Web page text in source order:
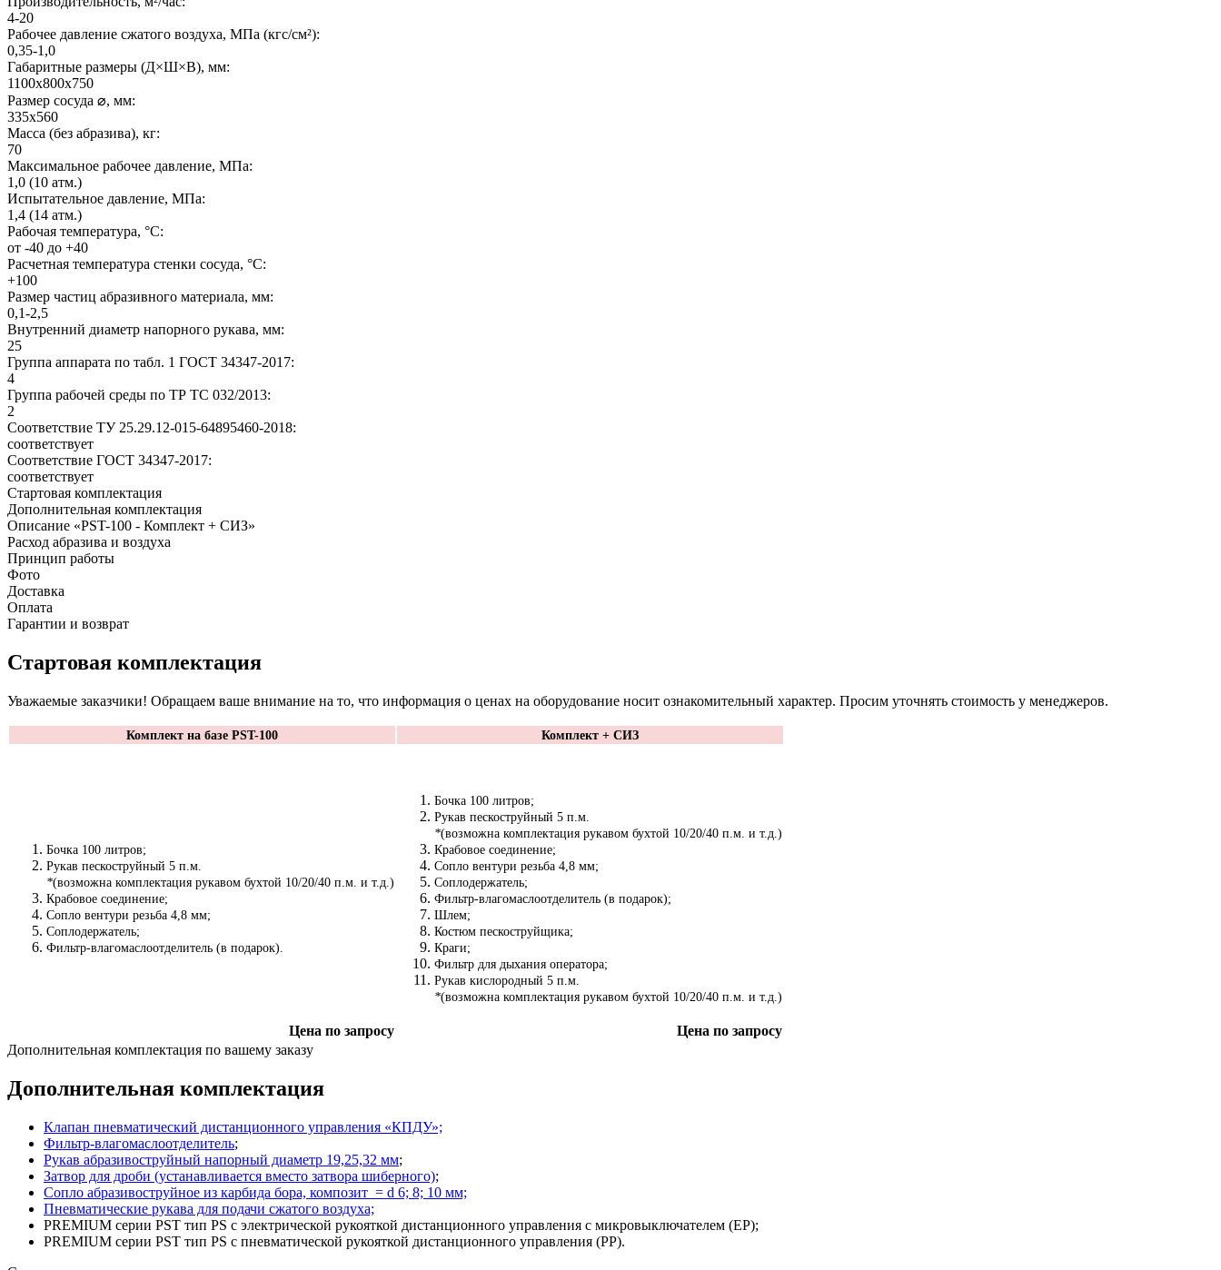
4-20
Рабочее давление сжатого воздуха, МПа (кгс/см²):
0,35-1,0
Габаритные размеры (Д×Ш×В), мм:
1100х800х750
Размер сосуда ⌀, мм:
335х560
Масса (без абразива), кг:
70
Максимальное рабочее давление, МПа:
1,0 (10 атм.)
Испытательное давление, МПа:
1,4 (14 атм.)
Рабочая температура, °C:
от -40 до +40
Расчетная температура стенки сосуда, °C:
+100
Размер частиц абразивного материала, мм:
0,1-2,5
Внутренний диаметр напорного рукава, мм:
25
Группа аппарата по табл. 1 ГОСТ 34347-2017:
4
Группа рабочей среды по ТР ТС 032/2013:
2
Соответствие ТУ 25.29.12-015-64895460-2018:
соответствует
Соответствие ГОСТ 34347-2017:
соответствует
Стартовая комплектация
Дополнительная комплектация
Описание «PST-100 - Комплект + СИЗ»
Расход абразива и воздуха
Принцип работы
Фото
Доставка
Оплата
Гарантии и возврат
Стартовая комплектация
Уважаемые заказчики! Обращаем ваше внимание на то, что информация о ценах на оборудование носит ознакомительный характер. Просим уточнять стоимость у менеджеров.
Комплект на базе PST-100 Комплект + СИЗ
Бочка 100 литров;
Рукав пескоструйный 5 п.м.
*(возможна комплектация рукавом бухтой 10/20/40 п.м. и т.д.)
Крабовое соединение;
Сопло вентури резьба 4,8 мм;
Соплодержатель;
Фильтр-влагомаслоотделитель (в подарок).
Бочка 100 литров;
Рукав пескоструйный 5 п.м.
*(возможна комплектация рукавом бухтой 10/20/40 п.м. и т.д.)
Крабовое соединение;
Сопло вентури резьба 4,8 мм;
Соплодержатель;
Фильтр-влагомаслоотделитель (в подарок);
Шлем;
Костюм пескоструйщика;
Краги;
Фильтр для дыхания оператора;
Рукав кислородный 5 п.м.
*(возможна комплектация рукавом бухтой 10/20/40 п.м. и т.д.)
Цена по запросу
Цена по запросу
Дополнительная комплектация по вашему заказу
Дополнительная комплектация
Клапан пневматический дистанционного управления «КПДУ»;
Фильтр-влагомаслоотделитель;
Рукав абразивоструйный напорный диаметр 19,25,32 мм;
Затвор для дроби (устанавливается вместо затвора шиберного);
Сопло абразивоструйное из карбида бора, композит = d 6; 8; 10 мм;
Пневматические рукава для подачи сжатого воздуха;
PREMIUM серии PST тип PS с электрической рукояткой дистанционного управления с микровыключателем (EP);
PREMIUM серии PST тип PS с пневматической рукояткой дистанционного управления (PP).